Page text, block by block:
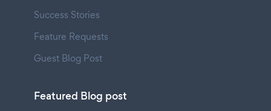
Success Stories
Feature Requests
Guest Blog Post
Featured Blog post